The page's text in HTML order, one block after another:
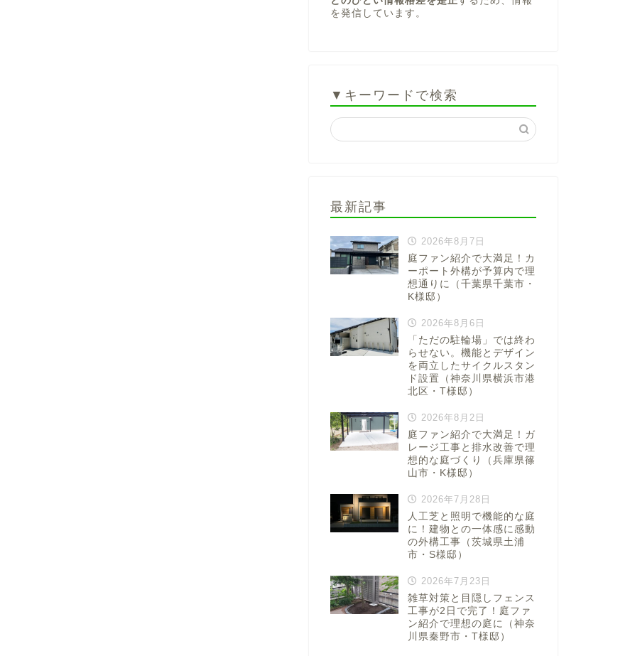
を発信しています。
▼キーワードで検索
最新記事
2026年8月7日
庭ファン紹介で大満足！カ
ーポート外構が予算内で理
想通りに（千葉県千葉市・
K様邸）
2026年8月6日
「ただの駐輪場」では終わ
らせない。機能とデザイン
を両立したサイクルスタン
ド設置（神奈川県横浜市港
北区・T様邸）
2026年8月2日
庭ファン紹介で大満足！ガ
レージ工事と排水改善で理
想的な庭づくり（兵庫県篠
山市・K様邸）
2026年7月28日
人工芝と照明で機能的な庭
に！建物との一体感に感動
の外構工事（茨城県土浦
市・S様邸）
2026年7月23日
雑草対策と目隠しフェンス
工事が2日で完了！庭ファ
ン紹介で理想の庭に（神奈
川県秦野市・T様邸）